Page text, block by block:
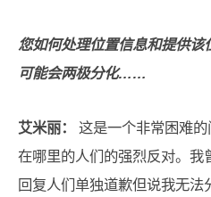
您如何处理位置信息和提供该
可能会两极分化……
艾米丽： 这是一个非常困难
在哪里的人们的强烈反对。我
回复人们单独道歉但说我无